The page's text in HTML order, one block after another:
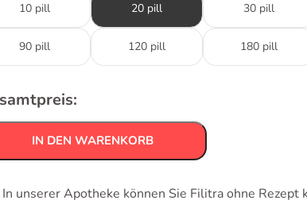
10 pill 20 pill 30 pill
90 pill 120 pill 180 pill
IN DEN WARENKORB
In unserer Apotheke können Sie Filitra ohne Rezept